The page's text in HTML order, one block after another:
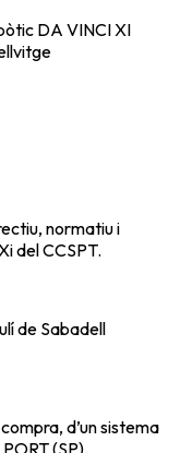
DA VINCI XI
normatiu i
del CCSPT.
de Sabadell
d’un sistema